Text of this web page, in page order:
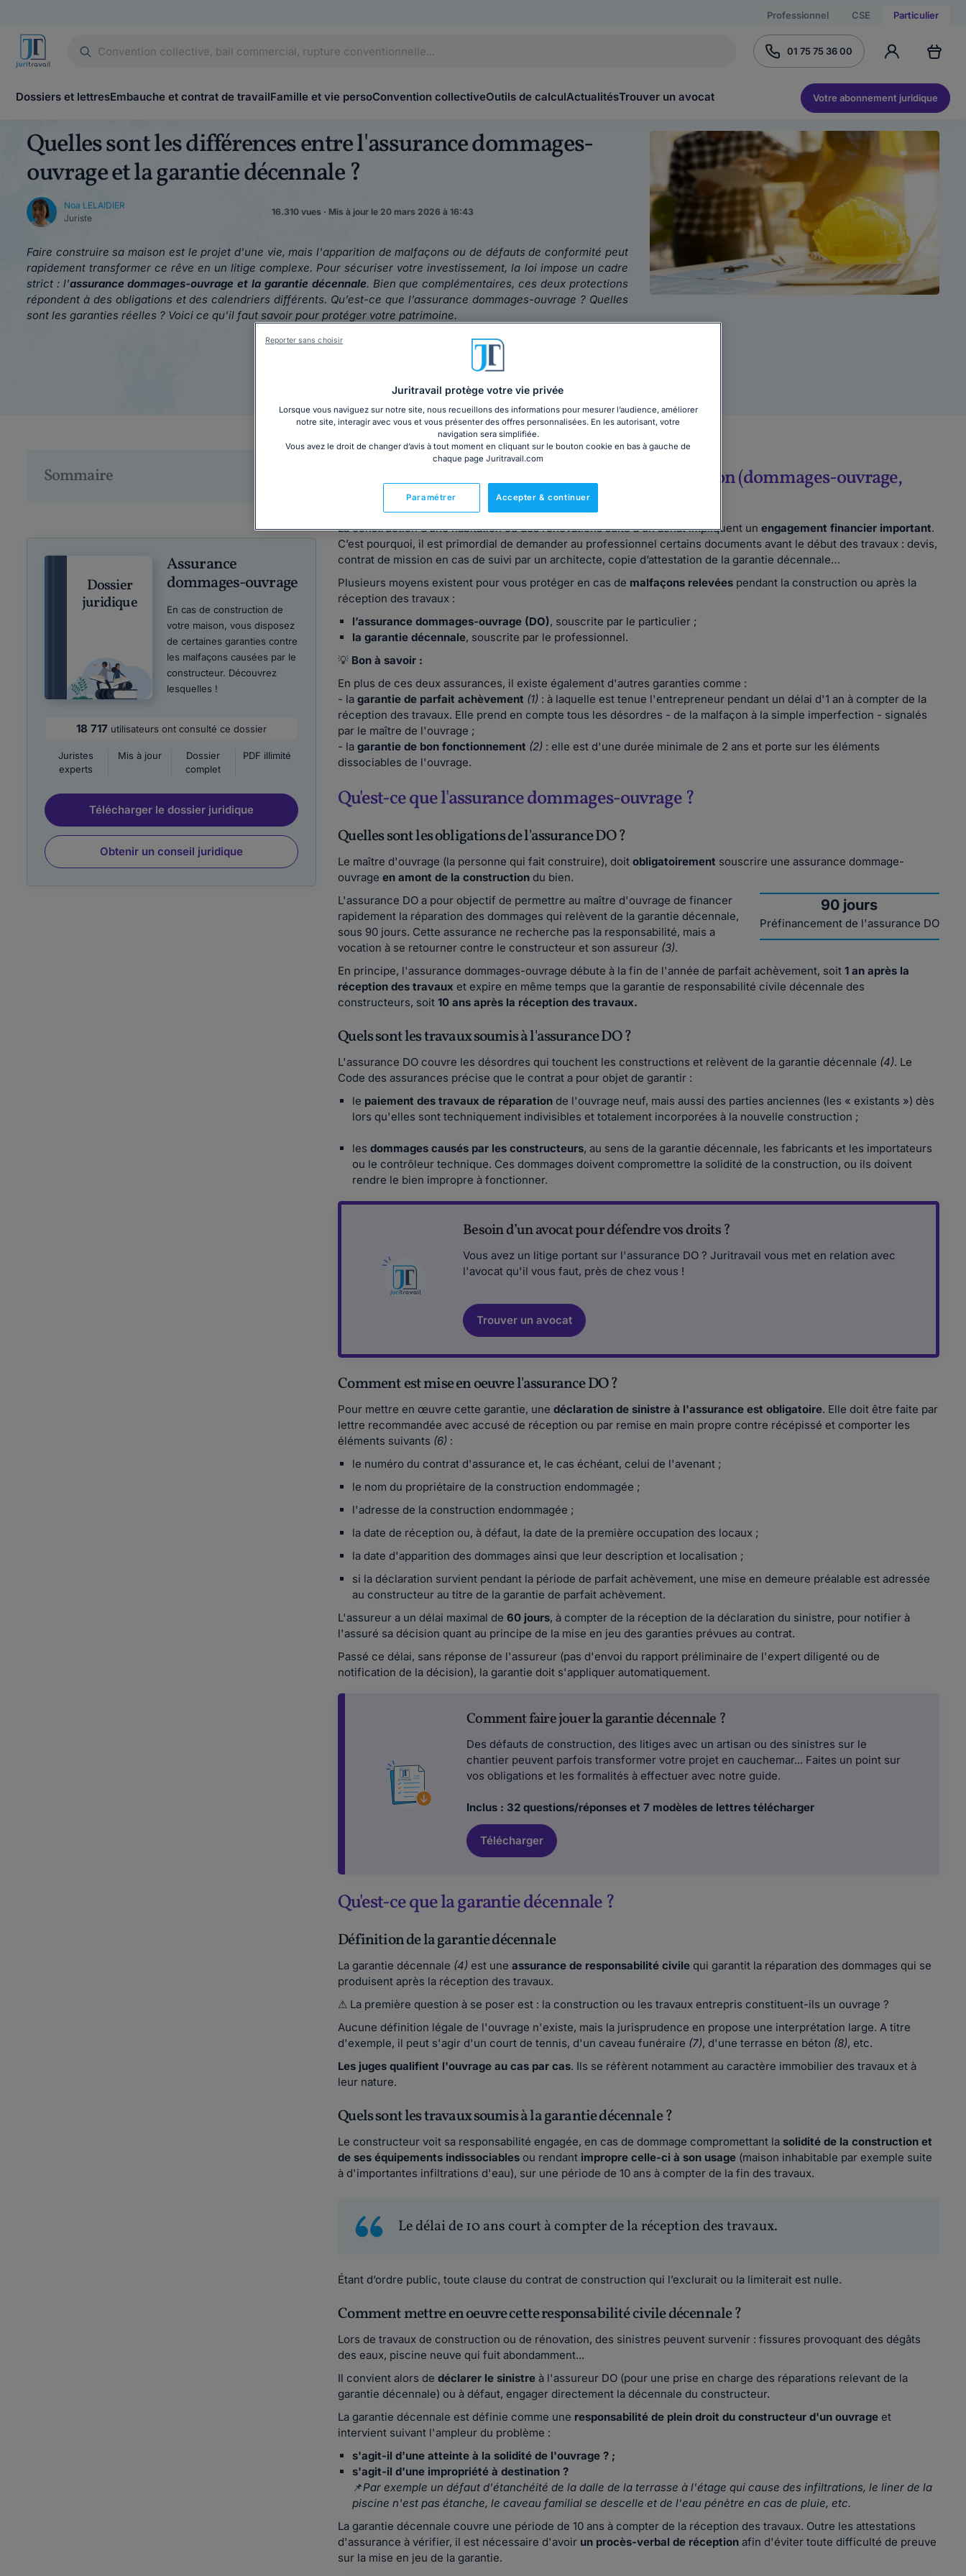
Professionnel CSE Particulier
01 75 75 36 00
Dossiers et lettresEmbauche et contrat de travailFamille et vie persoConvention collectiveOutils de calculActualitésTrouver un avocat Votre abonnement juridique
Quelles sont les différences entre l'assurance dommages-
ouvrage et la garantie décennale ?
Noa LELAIDIER
Juriste
16.310 vues · Mis à jour le 20 mars 2026 à 16:43
Faire construire sa maison est le projet d'une vie, mais l'apparition de malfaçons ou de défauts de conformité peut
rapidement transformer ce rêve en un litige complexe. Pour sécuriser votre investissement, la loi impose un cadre
strict : l'assurance dommages-ouvrage et la garantie décennale. Bien que complémentaires, ces deux protections
répondent à des obligations et des calendriers différents. Qu’est-ce que l’assurance dommages-ouvrage ? Quelles
sont les garanties réelles ? Voici ce qu'il faut savoir pour protéger votre patrimoine.
Activer la garantie décennale et l'assurance dommages-ouvrages
Sommaire
Dossier
juridique
Assurance
dommages-ouvrage
En cas de construction de
votre maison, vous disposez
de certaines garanties contre
les malfaçons causées par le
constructeur. Découvrez
lesquelles !
18 717 utilisateurs ont consulté ce dossier
Juristes
experts
Mis à jour
Dossier
complet
PDF illimité
Télécharger le dossier juridique
Obtenir un conseil juridique
Quelles sont les différentes garanties de construction (dommages-ouvrage,
décennale et autres protections) ?
La construction d’une habitation ou des rénovations suite à un achat impliquent unengagement financier important.
C’est pourquoi, il est primordial de demander au professionnel certains documents avant le début des travaux : devis,
contrat de mission en cas de suivi par un architecte, copie d’attestation de la garantie décennale…
Plusieurs moyens existent pour vous protéger en cas de malfaçons relevées pendant la construction ou après la
réception des travaux :
l’assurance dommages-ouvrage (DO), souscrite par le particulier ;
la garantie décennale, souscrite par le professionnel.
💡 Bon à savoir :
En plus de ces deux assurances, il existe également d'autres garanties comme :
- lagarantie de parfait achèvement (1) : à laquelle est tenue l'entrepreneur pendant un délai d'1 an à compter de la
réception des travaux. Elle prend en compte tous les désordres - de la malfaçon à la simple imperfection - signalés
par le maître de l'ouvrage ;
- lagarantie de bon fonctionnement (2) : elle est d'une durée minimale de 2 ans et porte sur les éléments
dissociables de l'ouvrage.
Qu'est-ce que l'assurance dommages-ouvrage ?
Quelles sont les obligations de l'assurance DO ?
Le maître d'ouvrage (la personne qui fait construire), doitobligatoirement souscrire une assurance dommage-
ouvrageen amont de la construction du bien.
90 jours
Préfinancement de l'assurance DO
L'assurance DO a pour objectif de permettre au maître d'ouvrage de financer
rapidement la réparation des dommages qui relèvent de la garantie décennale,
sous 90 jours. Cette assurance ne recherche pas la responsabilité, mais a
vocation à se retourner contre le constructeur et son assureur (3).
En principe, l'assurance dommages-ouvrage débute à la fin de l'année de parfait achèvement, soit1 an après la
réception des travaux et expire en même temps que la garantie de responsabilité civile décennale des
constructeurs, soit10 ans après la réception des travaux.
Quels sont les travaux soumis à l'assurance DO ?
L'assurance DO couvre les désordres qui touchent les constructions et relèvent de la garantie décennale (4). Le
Code des assurances précise que le contrat a pour objet de garantir :
le paiement des travaux de réparation de l'ouvrage neuf, mais aussi des parties anciennes (les « existants ») dès
lors qu'elles sont techniquement indivisibles et totalement incorporées à la nouvelle construction ;
lesdommages causés par les constructeurs, au sens de la garantie décennale, les fabricants et les importateurs
ou le contrôleur technique. Ces dommages doivent compromettre la solidité de la construction, ou ils doivent
rendre le bien impropre à fonctionner.
Besoin d’un avocat pour défendre vos droits ?
Vous avez un litige portant sur l'assurance DO ? Juritravail vous met en relation avec
l'avocat qu'il vous faut, près de chez vous !
Trouver un avocat
Comment est mise en oeuvre l'assurance DO ?
Pour mettre en œuvre cette garantie, unedéclaration de sinistre à l'assurance est obligatoire. Elle doit être faite par
lettre recommandée avec accusé de réception ou par remise en main propre contre récépissé et comporter les
éléments suivants (6) :
le numéro du contrat d'assurance et, le cas échéant, celui de l'avenant ;
le nom du propriétaire de la construction endommagée ;
l'adresse de la construction endommagée ;
la date de réception ou, à défaut, la date de la première occupation des locaux ;
la date d'apparition des dommages ainsi que leur description et localisation ;
si la déclaration survient pendant la période de parfait achèvement, une mise en demeure préalable est adressée
au constructeur au titre de la garantie de parfait achèvement.
L'assureur a un délai maximal de60 jours, à compter de la réception de la déclaration du sinistre, pour notifier à
l'assuré sa décision quant au principe de la mise en jeu des garanties prévues au contrat.
Passé ce délai, sans réponse de l'assureur (pas d'envoi du rapport préliminaire de l'expert diligenté ou de
notification de la décision), la garantie doit s'appliquer automatiquement.
Comment faire jouer la garantie décennale ?
Des défauts de construction, des litiges avec un artisan ou des sinistres sur le
chantier peuvent parfois transformer votre projet en cauchemar... Faites un point sur
vos obligations et les formalités à effectuer avec notre guide.
Inclus : 32 questions/réponses et 7 modèles de lettres télécharger
Télécharger
Qu'est-ce que la garantie décennale ?
Définition de la garantie décennale
La garantie décennale (4) est uneassurance de responsabilité civile qui garantit la réparation des dommages qui se
produisent après la réception des travaux.
⚠ La première question à se poser est : la construction ou les travaux entrepris constituent-ils un ouvrage ?
Aucune définition légale de l'ouvrage n'existe, mais la jurisprudence en propose une interprétation large. A titre
d'exemple, il peut s'agir d'un court de tennis, d'un caveau funéraire (7), d'une terrasse en béton (8), etc.
Les juges qualifient l'ouvrage au cas par cas. Ils se réfèrent notamment au caractère immobilier des travaux et à
leur nature.
Quels sont les travaux soumis à la garantie décennale ?
Le constructeur voit sa responsabilité engagée, en cas de dommage compromettant la solidité de la construction et
de ses équipements indissociables ou rendant impropre celle-ci à son usage (maison inhabitable par exemple suite
à d'importantes infiltrations d'eau), sur une période de 10 ans à compter de la fin des travaux.
Le délai de 10 ans court à compter de la réception des travaux.
Étant d’ordre public, toute clause du contrat de construction qui l’exclurait ou la limiterait est nulle.
Comment mettre en oeuvre cette responsabilité civile décennale ?
Lors de travaux de construction ou de rénovation, des sinistres peuvent survenir : fissures provoquant des dégâts
des eaux, piscine neuve qui fuit abondamment...
Il convient alors dedéclarer le sinistre à l'assureur DO (pour une prise en charge des réparations relevant de la
garantie décennale) ou à défaut, engager directement la décennale du constructeur.
La garantie décennale est définie comme une responsabilité de plein droit du constructeur d'un ouvrage et
intervient suivant l'ampleur du problème :
s'agit-il d'une atteinte à la solidité de l'ouvrage ? ;
s'agit-il d'une impropriété à destination ?
📌Par exemple un défaut d'étanchéité de la dalle de la terrasse à l'étage qui cause des infiltrations, le liner de la
piscine n'est pas étanche, le caveau familial se descelle et de l'eau pénètre en cas de pluie, etc.
La garantie décennale couvre une période de 10 ans à compter de la réception des travaux. Outre les attestations
d'assurance à vérifier, il est nécessaire d'avoir un procès-verbal de réception afin d'éviter toute difficulté de preuve
sur la mise en jeu de la garantie.
Juritravail protège votre vie privée
Lorsque vous naviguez sur notre site, nous recueillons des informations pour mesurer l’audience, améliorer
notre site, interagir avec vous et vous présenter des offres personnalisées. En les autorisant, votre
navigation sera simplifiée.
Vous avez le droit de changer d’avis à tout moment en cliquant sur le bouton cookie en bas à gauche de
chaque page Juritravail.com
Accepter & continuer
Paramétrer
Reporter sans choisir